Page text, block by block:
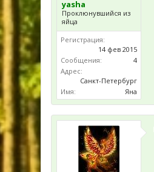
yasha
Проклюнувшийся из
яйца
Регистрация:
14 фев 2015
Сообщения:
4
Адрес:
Санкт-Петербург
Имя:
Яна